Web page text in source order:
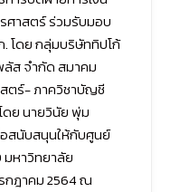
ศาสตร์ ร่วมรับมอบ
. โดย กลุ่มบริษัททิปโก้
ลัส จำกัด สมาคม
ตร์- ภาควิชาบัญชี
ย นายวินัย พุ่ม
อสนับสนุนให้กับศูนย์
มหาวิทยาลัย
กฎาคม 2564 ณ